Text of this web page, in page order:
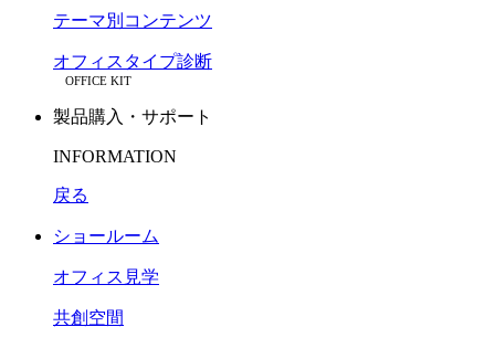
テーマ別コンテンツ
オフィスタイプ診断
OFFICE KIT
製品購入・サポート
INFORMATION
戻る
ショールーム
オフィス見学
共創空間